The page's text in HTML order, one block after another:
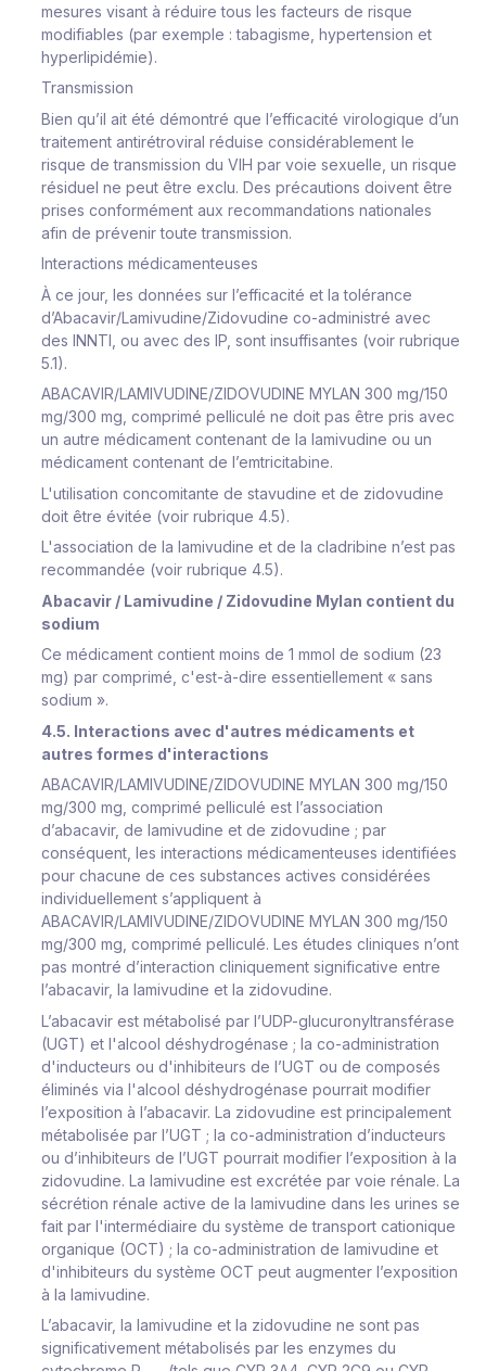
mesures visant à réduire tous les facteurs de risque
modifiables (par exemple : tabagisme, hypertension et
hyperlipidémie).
Transmission
Bien qu’il ait été démontré que l’efficacité virologique d’un
traitement antirétroviral réduise considérablement le
risque de transmission du VIH par voie sexuelle, un risque
résiduel ne peut être exclu. Des précautions doivent être
prises conformément aux recommandations nationales
afin de prévenir toute transmission.
Interactions médicamenteuses
À ce jour, les données sur l’efficacité et la tolérance
d’Abacavir/Lamivudine/Zidovudine co-administré avec
des INNTI, ou avec des IP, sont insuffisantes (voir rubrique
5.1).
ABACAVIR/LAMIVUDINE/ZIDOVUDINE MYLAN 300 mg/150
mg/300 mg, comprimé pelliculé ne doit pas être pris avec
un autre médicament contenant de la lamivudine ou un
médicament contenant de l’emtricitabine.
L'utilisation concomitante de stavudine et de zidovudine
doit être évitée (voir rubrique 4.5).
L'association de la lamivudine et de la cladribine n’est pas
recommandée (voir rubrique 4.5).
Abacavir / Lamivudine / Zidovudine Mylan contient du
sodium
Ce médicament contient moins de 1 mmol de sodium (23
mg) par comprimé, c'est-à-dire essentiellement « sans
sodium ».
4.5. Interactions avec d'autres médicaments et
autres formes d'interactions
ABACAVIR/LAMIVUDINE/ZIDOVUDINE MYLAN 300 mg/150
mg/300 mg, comprimé pelliculé est l’association
d’abacavir, de lamivudine et de zidovudine ; par
conséquent, les interactions médicamenteuses identifiées
pour chacune de ces substances actives considérées
individuellement s’appliquent à
ABACAVIR/LAMIVUDINE/ZIDOVUDINE MYLAN 300 mg/150
mg/300 mg, comprimé pelliculé. Les études cliniques n’ont
pas montré d’interaction cliniquement significative entre
l’abacavir, la lamivudine et la zidovudine.
L’abacavir est métabolisé par l’UDP-glucuronyltransférase
(UGT) et l'alcool déshydrogénase ; la co-administration
d'inducteurs ou d'inhibiteurs de l’UGT ou de composés
éliminés via l'alcool déshydrogénase pourrait modifier
l’exposition à l’abacavir. La zidovudine est principalement
métabolisée par l’UGT ; la co-administration d’inducteurs
ou d’inhibiteurs de l’UGT pourrait modifier l’exposition à la
zidovudine. La lamivudine est excrétée par voie rénale. La
sécrétion rénale active de la lamivudine dans les urines se
fait par l'intermédiaire du système de transport cationique
organique (OCT) ; la co-administration de lamivudine et
d'inhibiteurs du système OCT peut augmenter l’exposition
à la lamivudine.
L’abacavir, la lamivudine et la zidovudine ne sont pas
significativement métabolisés par les enzymes du